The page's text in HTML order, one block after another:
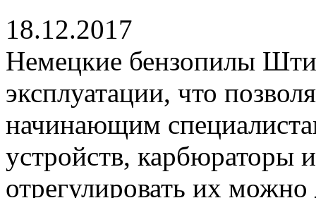
18.12.2017
Немецкие бензопилы
эксплуатации, что
начинающим
устройств,
отрегулировать их